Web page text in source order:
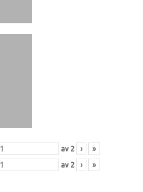
av 2 › »
av 2 › »